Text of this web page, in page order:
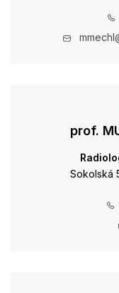
prof.
Sokolská